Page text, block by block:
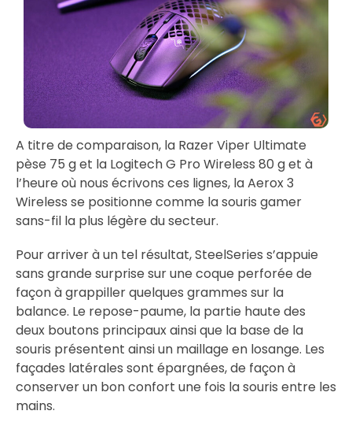
A titre de comparaison, la Razer Viper Ultimate
pèse 75 g et la Logitech G Pro Wireless 80 g et à
l’heure où nous écrivons ces lignes, la Aerox 3
Wireless se positionne comme la souris gamer
sans-fil la plus légère du secteur.
Pour arriver à un tel résultat, SteelSeries s’appuie
sans grande surprise sur une coque perforée de
façon à grappiller quelques grammes sur la
balance. Le repose-paume, la partie haute des
deux boutons principaux ainsi que la base de la
souris présentent ainsi un maillage en losange. Les
façades latérales sont épargnées, de façon à
conserver un bon confort une fois la souris entre les
mains.